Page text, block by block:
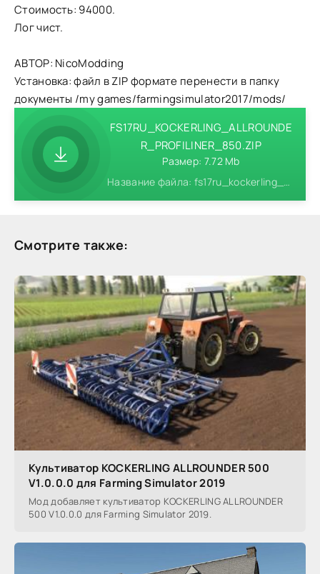
Стоимость: 94000.
Лог чист.
АВТОР: NicoModding
Установка: файл в ZIP формате перенести в папку
документы /my games/farmingsimulator2017/mods/
FS17RU_KOCKERLING_ALLROUNDE
R_PROFILINER_850.ZIP
Размер: 7.72 Mb
Название файла: fs17ru_kockerling_allrounder_profiliner_850.zip
Смотрите также:
Культиватор KOCKERLING ALLROUNDER 500
V1.0.0.0 для Farming Simulator 2019
Мод добавляет культиватор KOCKERLING ALLROUNDER
500 V1.0.0.0 для Farming Simulator 2019.